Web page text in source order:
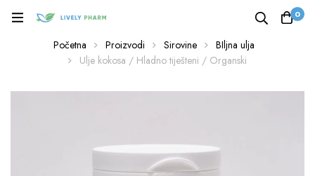
0
Početna Proizvodi Sirovine
BIljna ulja
Ulje kokosa / Hladno tiješteni / Organski